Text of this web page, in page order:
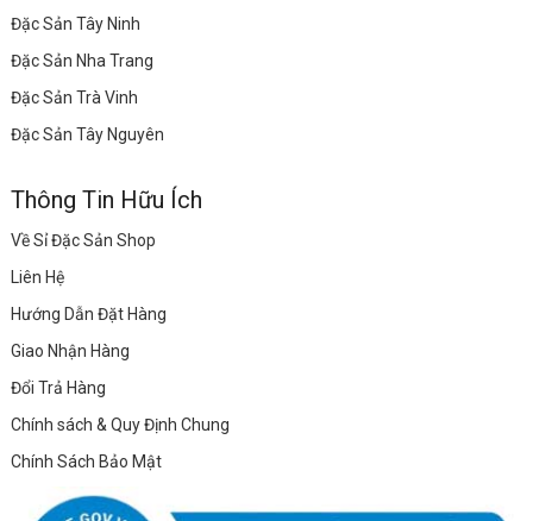
Đặc Sản Tây Ninh
Đặc Sản Nha Trang
Đặc Sản Trà Vinh
Đặc Sản Tây Nguyên
Thông Tin Hữu Ích
Về Sỉ Đặc Sản Shop
Liên Hệ
Hướng Dẫn Đặt Hàng
Giao Nhận Hàng
Đổi Trả Hàng
Chính sách & Quy Định Chung
Chính Sách Bảo Mật